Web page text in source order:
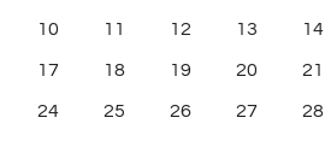
10 11 12 13 14
17 18 19 20 21
24 25 26 27 28